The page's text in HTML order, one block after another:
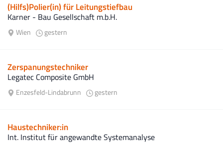
(Hilfs)Polier(in) für Leitungstiefbau
Karner - Bau Gesellschaft m.b.H.
Wien gestern
Zerspanungstechniker
Legatec Composite GmbH
Enzesfeld-Lindabrunn gestern
Haustechniker:in
Int. Institut für angewandte Systemanalyse